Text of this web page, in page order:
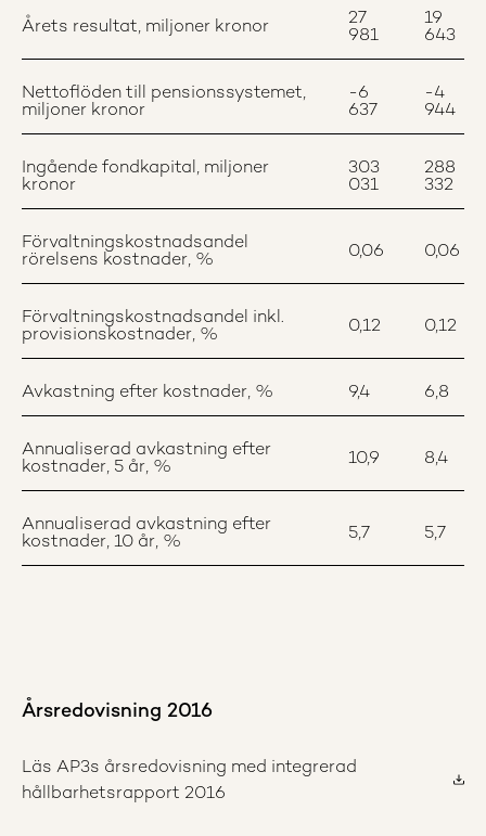
Årets resultat, miljoner kronor
27
981
19
643
Nettoflöden till pensionssystemet,
miljoner kronor
-6
637
-4
944
Ingående fondkapital, miljoner
kronor
303
031
288
332
Förvaltningskostnadsandel
rörelsens kostnader, %
0,06 0,06
Förvaltningskostnadsandel inkl.
provisionskostnader, %
0,12 0,12
Avkastning efter kostnader, % 9,4 6,8
Annualiserad avkastning efter
kostnader, 5 år, %
10,9 8,4
Annualiserad avkastning efter
kostnader, 10 år, %
5,7 5,7
Årsredovisning 2016
Läs AP3s årsredovisning med integrerad
hållbarhetsrapport 2016